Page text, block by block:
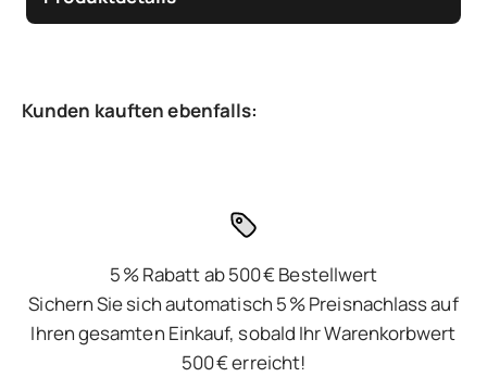
5 % Rabatt ab 500 € Bestellwert
Sichern Sie sich automatisch 5 % Preisnachlass auf
Ihren gesamten Einkauf, sobald Ihr Warenkorbwert
500 € erreicht!